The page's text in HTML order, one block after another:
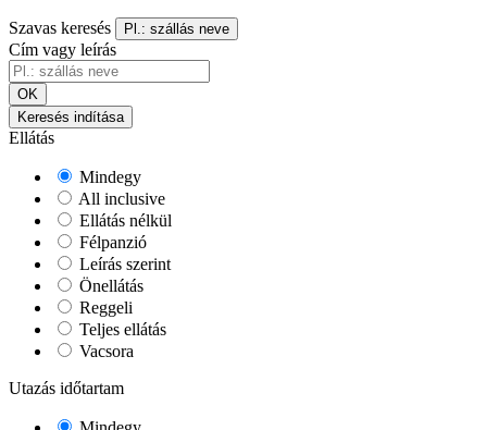
Szavas keresés Pl.: szállás neve
Cím vagy leírás
OK
Keresés indítása
Ellátás
Mindegy
All inclusive
Ellátás nélkül
Félpanzió
Leírás szerint
Önellátás
Reggeli
Teljes ellátás
Vacsora
Utazás időtartam